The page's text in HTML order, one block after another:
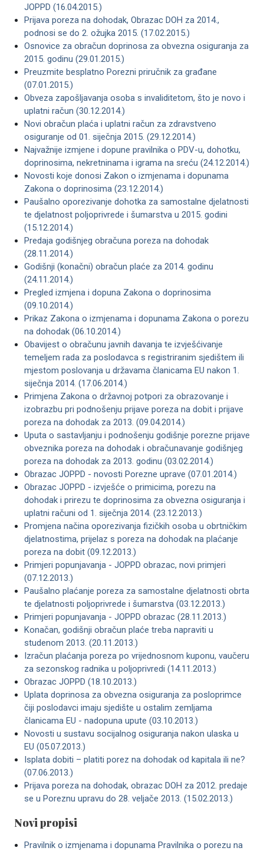
JOPPD (16.04.2015.)
Prijava poreza na dohodak, Obrazac DOH za 2014.,
podnosi se do 2. ožujka 2015. (17.02.2015.)
Osnovice za obračun doprinosa za obvezna osiguranja za
2015. godinu (29.01.2015.)
Preuzmite besplatno Porezni priručnik za građane
(07.01.2015.)
Obveza zapošljavanja osoba s invaliditetom, što je novo i
uplatni račun (30.12.2014.)
Novi obračun plaća i uplatni račun za zdravstveno
osiguranje od 01. siječnja 2015. (29.12.2014.)
Najvažnije izmjene i dopune pravilnika o PDV-u, dohotku,
doprinosima, nekretninama i igrama na sreću (24.12.2014.)
Novosti koje donosi Zakon o izmjenama i dopunama
Zakona o doprinosima (23.12.2014.)
Paušalno oporezivanje dohotka za samostalne djelatnosti
te djelatnost poljoprivrede i šumarstva u 2015. godini
(15.12.2014.)
Predaja godišnjeg obračuna poreza na dohodak
(28.11.2014.)
Godišnji (konačni) obračun plaće za 2014. godinu
(24.11.2014.)
Pregled izmjena i dopuna Zakona o doprinosima
(09.10.2014.)
Prikaz Zakona o izmjenama i dopunama Zakona o porezu
na dohodak (06.10.2014.)
Obavijest o obračunu javnih davanja te izvješćivanje
temeljem rada za poslodavca s registriranim sjedištem ili
mjestom poslovanja u državama članicama EU nakon 1.
siječnja 2014. (17.06.2014.)
Primjena Zakona o državnoj potpori za obrazovanje i
izobrazbu pri podnošenju prijave poreza na dobit i prijave
poreza na dohodak za 2013. (09.04.2014.)
Uputa o sastavljanju i podnošenju godišnje porezne prijave
obveznika poreza na dohodak i obračunavanje godišnjeg
poreza na dohodak za 2013. godinu (03.02.2014.)
Obrazac JOPPD - novosti Porezne uprave (07.01.2014.)
Obrazac JOPPD - izvješće o primicima, porezu na
dohodak i prirezu te doprinosima za obvezna osiguranja i
uplatni računi od 1. siječnja 2014. (23.12.2013.)
Promjena načina oporezivanja fizičkih osoba u obrtničkim
djelatnostima, prijelaz s poreza na dohodak na plaćanje
poreza na dobit (09.12.2013.)
Primjeri popunjavanja - JOPPD obrazac, novi primjeri
(07.12.2013.)
Paušalno plaćanje poreza za samostalne djelatnosti obrta
te djelatnosti poljoprivrede i šumarstva (03.12.2013.)
Primjeri popunjavanja - JOPPD obrazac (28.11.2013.)
Konačan, godišnji obračun plaće treba napraviti u
studenom 2013. (20.11.2013.)
Izračun plaćanja poreza po vrijednosnom kuponu, vaučeru
za sezonskog radnika u poljoprivredi (14.11.2013.)
Obrazac JOPPD (18.10.2013.)
Uplata doprinosa za obvezna osiguranja za posloprimce
čiji poslodavci imaju sjedište u ostalim zemljama
članicama EU - nadopuna upute (03.10.2013.)
Novosti u sustavu socijalnog osiguranja nakon ulaska u
EU (05.07.2013.)
Isplata dobiti – platiti porez na dohodak od kapitala ili ne?
(07.06.2013.)
Prijava poreza na dohodak, obrazac DOH za 2012. predaje
se u Poreznu upravu do 28. veljače 2013. (15.02.2013.)
Novi propisi
Pravilnik o izmjenama i dopunama Pravilnika o porezu na